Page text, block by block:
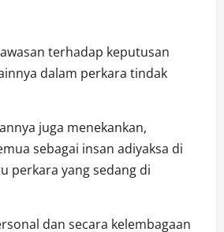
terhadap keputusan
dalam perkara tindak
juga menekankan,
sebagai insan adiyaksa di
perkara yang sedang di
dan secara kelembagaan